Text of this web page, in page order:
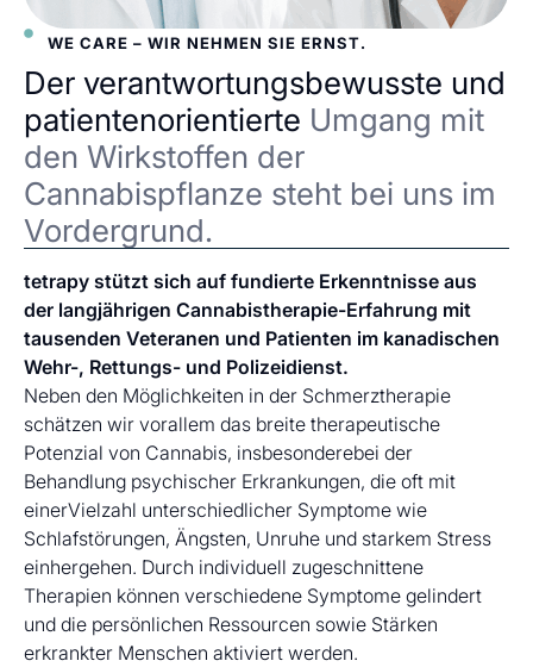
WE CARE – WIR NEHMEN SIE ERNST.
Der verantwortungsbewusste und
patientenorientierte Umgang mit
den Wirkstoffen der
Cannabispflanze steht bei uns im
Vordergrund.
tetrapy stützt sich auf fundierte Erkenntnisse aus
der langjährigen Cannabistherapie-Erfahrung mit
tausenden Veteranen und Patienten im kanadischen
Wehr-, Rettungs- und Polizeidienst.
Neben den Möglichkeiten in der Schmerztherapie
schätzen wir vorallem das breite therapeutische
Potenzial von Cannabis, insbesonderebei der
Behandlung psychischer Erkrankungen, die oft mit
einerVielzahl unterschiedlicher Symptome wie
Schlafstörungen, Ängsten, Unruhe und starkem Stress
einhergehen. Durch individuell zugeschnittene
Therapien können verschiedene Symptome gelindert
und die persönlichen Ressourcen sowie Stärken
erkrankter Menschen aktiviert werden.